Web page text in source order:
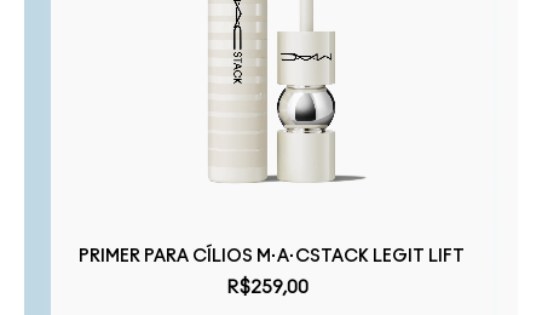
PRIMER PARA CÍLIOS M·A·CSTACK LEGIT LIFT
R$259,00